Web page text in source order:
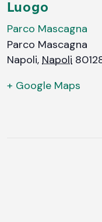
Luogo
Parco Mascagna
Parco Mascagna
Napoli, Napoli
+ Google Maps